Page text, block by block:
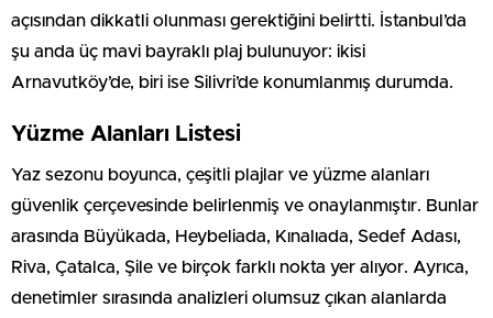
açısından dikkatli olunması gerektiğini belirtti. İstanbul’da
şu anda üç mavi bayraklı plaj bulunuyor: ikisi
Arnavutköy’de, biri ise Silivri’de konumlanmış durumda.
Yüzme Alanları Listesi
Yaz sezonu boyunca, çeşitli plajlar ve yüzme alanları
güvenlik çerçevesinde belirlenmiş ve onaylanmıştır. Bunlar
arasında Büyükada, Heybeliada, Kınalıada, Sedef Adası,
Riva, Çatalca, Şile ve birçok farklı nokta yer alıyor. Ayrıca,
denetimler sırasında analizleri olumsuz çıkan alanlarda